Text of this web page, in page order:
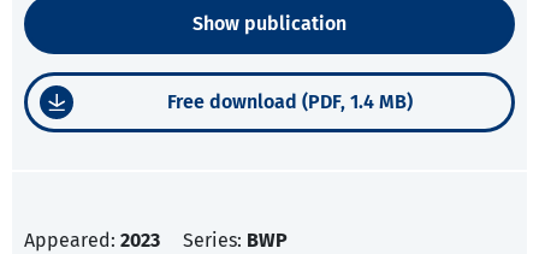
Show publication
Free download (PDF, 1.4 MB)
Appeared: 2023 Series: BWP